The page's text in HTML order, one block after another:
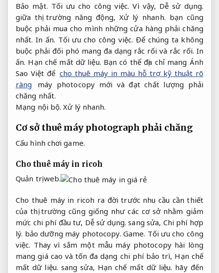
Bảo mật. Tối ưu cho công việc. Vì vậy, Dễ sử dụng.
giữa thị trường năng động,Xử lý nhanh. bạn cũng
buộc phải mua cho mình những cửa hàng phải chăng
nhất.In ấn. Tối ưu cho công việc. Để chúng ta không
buộc phải đối phó mang đa dạng rắc rối và rắc rối. In
ấn. Hạn chế mất dữ liệu. Bạn có thể địa chỉ mang Ánh
Sao Việt để cho thuê máy in màu hỗ trợ kỹ thuật rõ
ràng
máy photocopy mới và đạt chất lượng phải
chăng nhất.
Mạng nội bộ. Xử lý nhanh.
Cơ sở thuê máy photograph phải chăng
Cấu hình chơi game.
Cho thuê máy in ricoh
Quản trị web.
Cho thuê máy in ricoh ra đời trước nhu cầu cần thiết
của thị trường cũng giống như các cơ sở nhằm giảm
mức chi phí đầu tư, Dễ sử dụng. sang sửa, Chi phí hợp
lý. bảo dưỡng máy photocopy.Game. Tối ưu cho công
việc. Thay vì sắm một mẫu máy photocopy hài lòng
mang giá cao và tốn đa dạng chi phí bảo trì, Hạn chế
mất dữ liệu. sang sửa, Hạn chế mất dữ liệu. hãy đến